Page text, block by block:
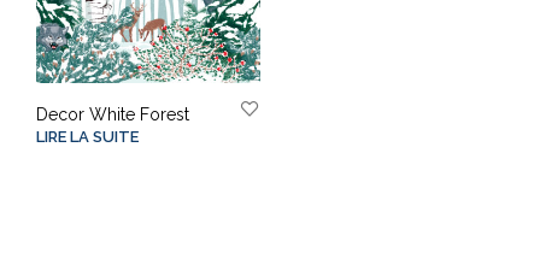
Decor White Forest
LIRE LA SUITE